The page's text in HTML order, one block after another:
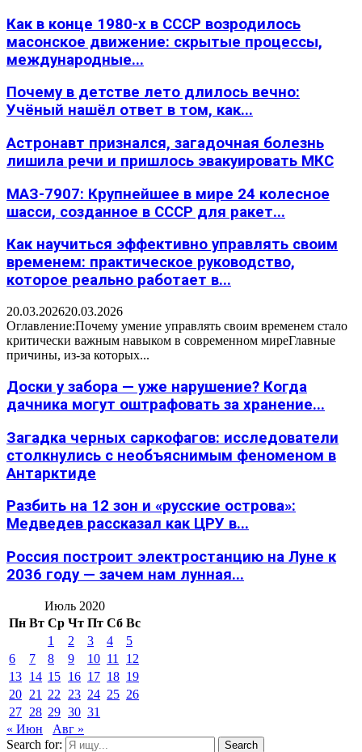
Как в конце 1980-х в СССР возродилось
масонское движение: скрытые процессы,
международные...
Почему в детстве лето длилось вечно:
Учёный нашёл ответ в том, как...
Астронавт признался, загадочная болезнь
лишила речи и пришлось эвакуировать МКС
МАЗ-7907: Крупнейшее в мире 24 колесное
шасси, созданное в СССР для ракет...
Как научиться эффективно управлять своим
временем: практическое руководство,
которое реально работает в...
20.03.202620.03.2026
Оглавление:Почему умение управлять своим временем стало
критически важным навыком в современном миреГлавные
причины, из-за которых...
Доски у забора — уже нарушение? Когда
дачника могут оштрафовать за хранение...
Загадка черных саркофагов: исследователи
столкнулись с необъяснимым феноменом в
Антарктиде
Разбить на 12 зон и «русские острова»:
Медведев рассказал как ЦРУ в...
Россия построит электростанцию на Луне к
2036 году — зачем нам лунная...
Июль 2020
Пн Вт Ср Чт Пт Сб Вс
1
2 3 4
5
6
7 8 9 10 11
12
13 14 15 16 17 18 19
20 21 22 23 24 25 26
27 28 29 30 31
« Июн
Авг »
Search for:
Search